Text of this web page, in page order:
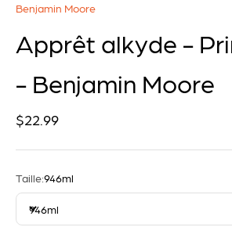
Benjamin Moore
Apprêt alkyde -
- Benjamin Moore
Prix de vente
$22.99
Taille:946ml
946ml